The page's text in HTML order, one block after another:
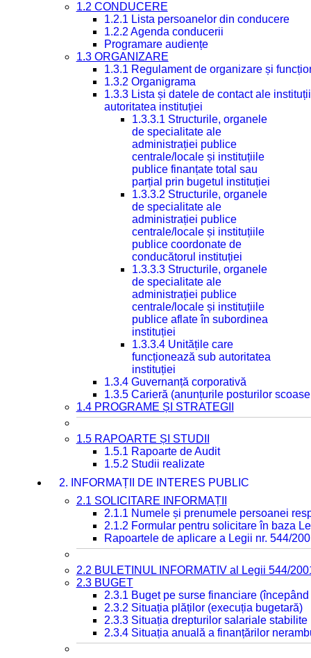
1.2 CONDUCERE
1.2.1 Lista persoanelor din conducere
1.2.2 Agenda conducerii
Programare audiențe
1.3 ORGANIZARE
1.3.1 Regulament de organizare și
1.3.2 Organigrama
1.3.3 Lista și datele de contact ale
autoritatea instituției
1.3.3.1 Structurile, organele
de specialitate ale
administrației publice
centrale/locale și instituțiile
publice finanțate total sau
parțial prin bugetul instituției
1.3.3.2 Structurile, organele
de specialitate ale
administrației publice
centrale/locale și instituțiile
publice coordonate de
conducătorul instituției
1.3.3.3 Structurile, organele
de specialitate ale
administrației publice
centrale/locale și instituțiile
publice aflate în subordinea
instituției
1.3.3.4 Unitățile care
funcționează sub autoritatea
instituției
1.3.4 Guvernanță corporativă
1.3.5 Carieră (anunțurile posturilor
1.4 PROGRAME ȘI STRATEGII
1.5 RAPOARTE ȘI STUDII
1.5.1 Rapoarte de Audit
1.5.2 Studii realizate
2. INFORMAȚII DE INTERES PUBLIC
2.1 SOLICITARE INFORMAȚII
2.1.1 Numele și prenumele persoanei
2.1.2 Formular pentru solicitare în baza
Rapoartele de aplicare a Legii nr. 544/
2.2 BULETINUL INFORMATIV al Legii 544/
2.3 BUGET
2.3.1 Buget pe surse financiare
2.3.2 Situația plăților (execuția bugetară)
2.3.3 Situația drepturilor salariale
2.3.4 Situația anuală a finanțărilor